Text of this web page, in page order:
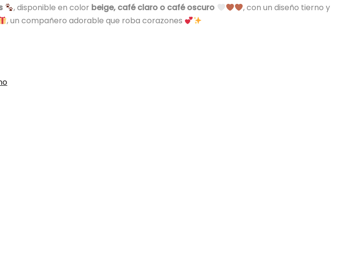
, disponible en color beige, café claro o café oscuro
, con un diseño tierno y
, un compañero adorable que roba corazones